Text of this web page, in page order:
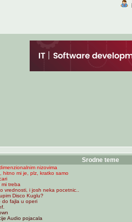
Srodne teme
nizovima
hitno mi je, plz, kratko samo
mi treba
vrednosti, i josh neka pocetnic..
Disco Kuglu?
do fajla u operi
Audio pojacala